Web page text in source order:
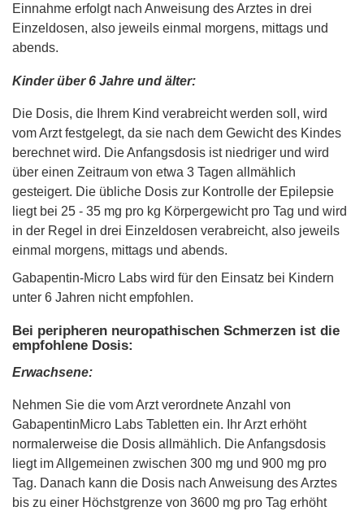
Einnahme erfolgt nach Anweisung des Arztes in drei
Einzeldosen, also jeweils einmal morgens, mittags und
abends.
Kinder über 6 Jahre und älter:
Die Dosis, die Ihrem Kind verabreicht werden soll, wird
vom Arzt festgelegt, da sie nach dem Gewicht des Kindes
berechnet wird. Die Anfangsdosis ist niedriger und wird
über einen Zeitraum von etwa 3 Tagen allmählich
gesteigert. Die übliche Dosis zur Kontrolle der Epilepsie
liegt bei 25 - 35 mg pro kg Körpergewicht pro Tag und wird
in der Regel in drei Einzeldosen verabreicht, also jeweils
einmal morgens, mittags und abends.
Gabapentin-Micro Labs wird für den Einsatz bei Kindern
unter 6 Jahren nicht empfohlen.
Bei peripheren neuropathischen Schmerzen ist die
empfohlene Dosis:
Erwachsene:
Nehmen Sie die vom Arzt verordnete Anzahl von
GabapentinMicro Labs Tabletten ein. Ihr Arzt erhöht
normalerweise die Dosis allmählich. Die Anfangsdosis
liegt im Allgemeinen zwischen 300 mg und 900 mg pro
Tag. Danach kann die Dosis nach Anweisung des Arztes
bis zu einer Höchstgrenze von 3600 mg pro Tag erhöht